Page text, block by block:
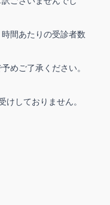
間あたりの受診者数
めご了承ください。
しておりません。